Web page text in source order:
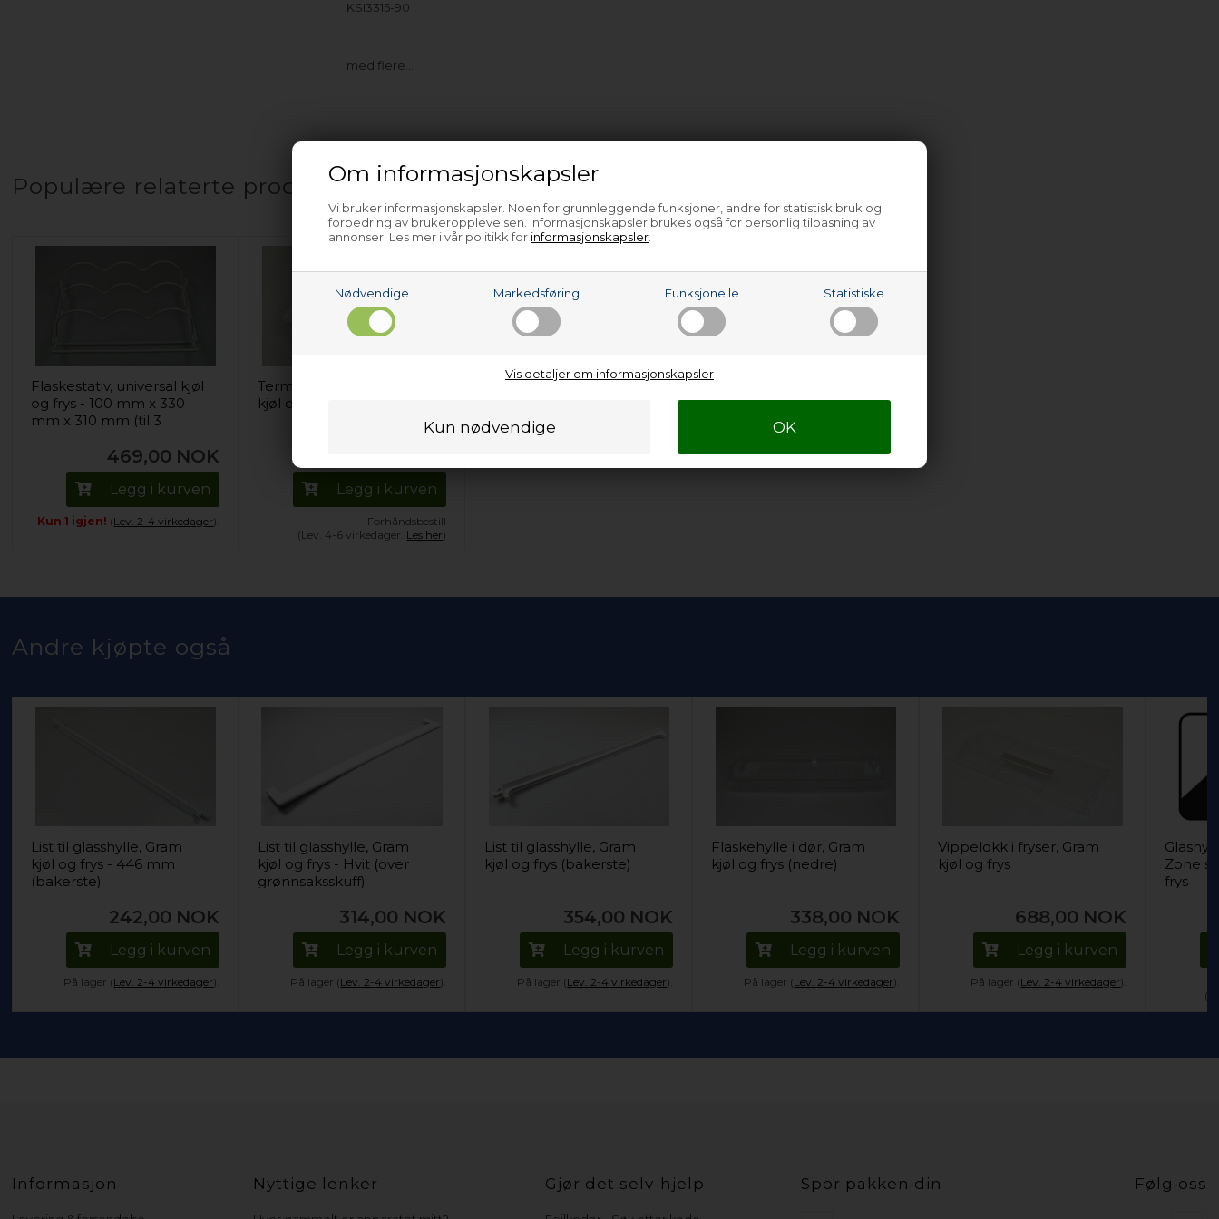
Om informasjonskapsler
Vi bruker informasjonskapsler. Noen for grunnleggende funksjoner, andre for statistisk bruk og
forbedring av brukeropplevelsen. Informasjonskapsler brukes også for personlig tilpasning av
annonser. Les mer i vår politikk for informasjonskapsler
Nødvendige Markedsføring Funksjonelle Statistiske
Vis detaljer om informasjonskapsler
KSI3315-90
med flere…
Populære relaterte produkter
Flaskestativ, universal kjøl
og frys - 100 mm x 330
mm x 310 mm (til 3
469,00 NOK
Legg i kurven
Kun 1 igjen! (Lev. 2-4 virkedager).
Termometer, universal
kjøl og frys (digital)
Legg i kurven
Forhåndsbestill
(Lev. 4-6 virkedager. Les her)
Andre kjøpte også
List til glasshylle, Gram
kjøl og frys - 446 mm
(bakerste)
242,00 NOK
Legg i kurven
På lager (Lev. 2-4 virkedager).
List til glasshylle, Gram
kjøl og frys - Hvit (over
grønnsaksskuff)
314,00 NOK
Legg i kurven
På lager (Lev. 2-4 virkedager).
List til glasshylle, Gram
kjøl og frys (bakerste)
354,00 NOK
Legg i kurven
På lager (Lev. 2-4 virkedager).
Flaskehylle i dør, Gram
kjøl og frys (nedre)
338,00 NOK
Legg i kurven
På lager (Lev. 2-4 virkedager).
Vippelokk i fryser, Gram
kjøl og frys
688,00 NOK
Legg i kurven
På lager (Lev. 2-4 virkedager).
Zone
frys
Informasjon Nyttige lenker Gjør det selv-hjelp Spor pakken din Følg oss